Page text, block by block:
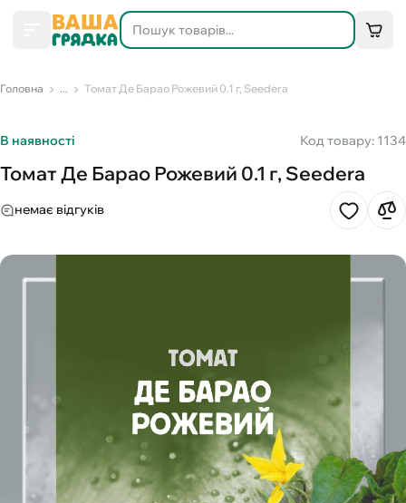
Головна ... Томат Де Барао Рожевий 0.1 г, Seedera
В наявності Код товару: 1134
Томат Де Барао Рожевий 0.1 г, Seedera
немає відгуків